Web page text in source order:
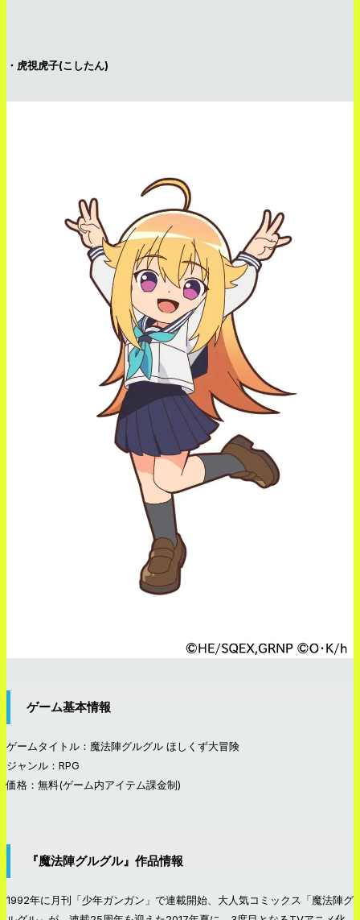
・虎視虎子(こしたん)
ゲーム基本情報
ゲームタイトル：魔法陣グルグル ほしくず大冒険
ジャンル：RPG
価格：無料(ゲーム内アイテム課金制)
『魔法陣グルグル』作品情報
1992年に月刊「少年ガンガン」で連載開始、大人気コミックス「魔法陣グ